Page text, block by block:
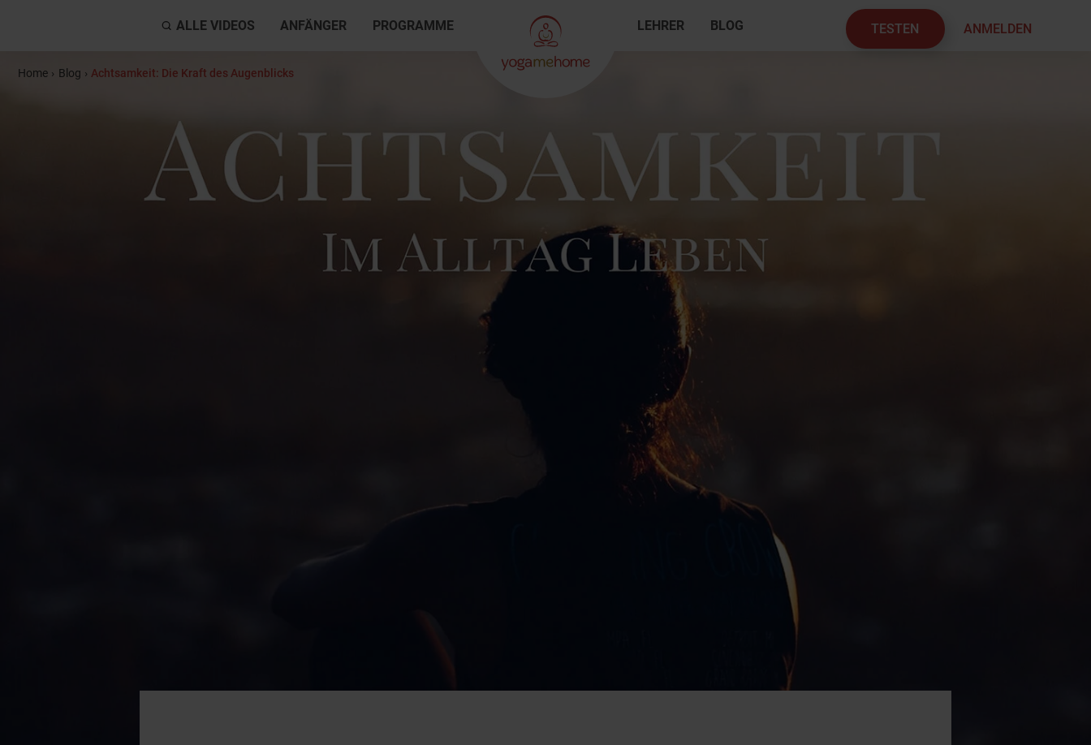
ALLE VIDEOS ANFÄNGER PROGRAMME LEHRER BLOG TESTEN ANMELDEN
Home › Blog › Achtsamkeit: Die Kraft des Augenblicks